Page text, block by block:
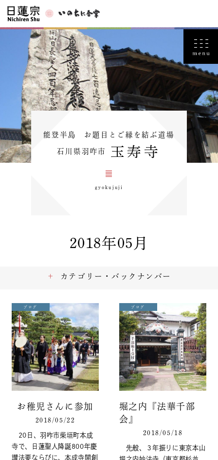
能登半島 お題目とご縁を結ぶ道場
石川県羽咋市 玉寿寺
gyokujuji
2018年05月
ブログ
お稚児さんに参加
2018/05/22
20日、羽咋市柴垣町本成
寺で、日蓮聖人降誕800年慶
讃法要ならびに、本成寺開創
ブログ
堀之内『法華千部
会』
2018/05/18
先般、３年振りに東京本山
カテゴリー・バックナンバー